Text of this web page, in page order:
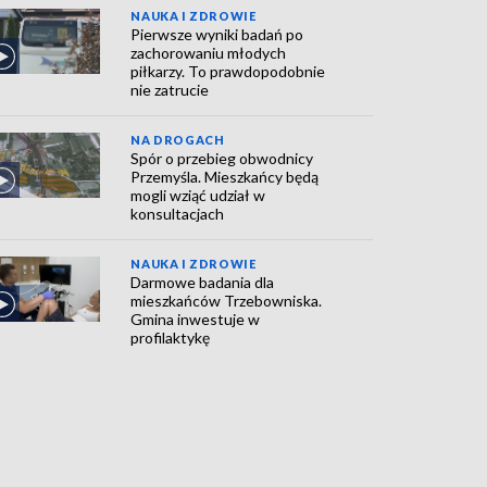
NAUKA I ZDROWIE
Pierwsze wyniki badań po
zachorowaniu młodych
piłkarzy. To prawdopodobnie
nie zatrucie
NA DROGACH
Spór o przebieg obwodnicy
Przemyśla. Mieszkańcy będą
mogli wziąć udział w
konsultacjach
NAUKA I ZDROWIE
Darmowe badania dla
mieszkańców Trzebowniska.
Gmina inwestuje w
profilaktykę